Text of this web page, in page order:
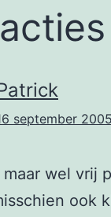
september
maar wel vrij
ook